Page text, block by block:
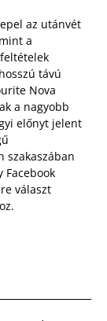
az utánvét
a
távú
Nova
a nagyobb
előnyt jelent
szakaszában
választ